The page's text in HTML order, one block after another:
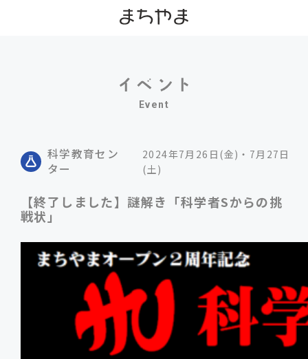
Event
科学教育セン
ター
2024年7月26日(金)・7月27日
(土)
【終了しました】謎解き「科学者Sからの挑
戦状」